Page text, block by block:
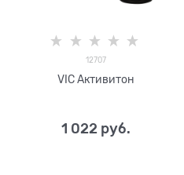
12707
VIC Активитон
1 022 руб.